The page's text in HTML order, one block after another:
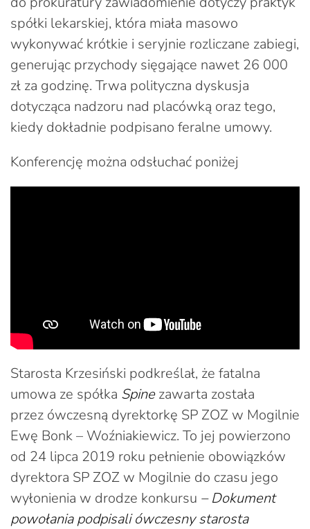
spółki lekarskiej, która miała masowo
wykonywać krótkie i seryjnie rozliczane zabiegi,
generując przychody sięgające nawet 26 000
zł za godzinę. Trwa polityczna dyskusja
dotycząca nadzoru nad placówką oraz tego,
kiedy dokładnie podpisano feralne umowy.
Konferencję można odsłuchać poniżej
Starosta Krzesiński podkreślał, że fatalna
umowa ze spółka Spinezawarta została
przez ówczesną dyrektorkę SP ZOZ w Mogilnie
Ewę Bonk – Woźniakiewicz. To jej powierzono
od 24 lipca 2019 roku pełnienie obowiązków
dyrektora SP ZOZ w Mogilnie do czasu jego
wyłonienia w drodze konkursu – Dokument
powołania podpisali ówczesny starosta